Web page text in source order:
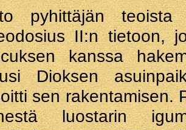
pyhittäjän teoista
II:n tietoon,
kanssa
Dioksen
sen rakentamisen.
luostarin